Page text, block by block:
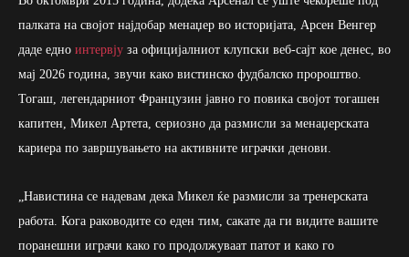
палката на својот најдобар менаџер во историјата, Арсен Венгер
даде едно интервју за официјалниот клупски веб-сајт кое денес, во
мај 2026 година, звучи како вистинско фудбалско пророштво.
Тогаш, легендарниот Французин јавно го повика својот тогашен
капитен, Микел Артета, сериозно да размисли за менаџерската
кариера по завршувањето на активните играчки денови.
„Навистина се надевам дека Микел ќе размисли за тренерската
работа. Кога раководите со еден тим, сакате да ги видите вашите
поранешни играчи како го продолжуваат патот и како го